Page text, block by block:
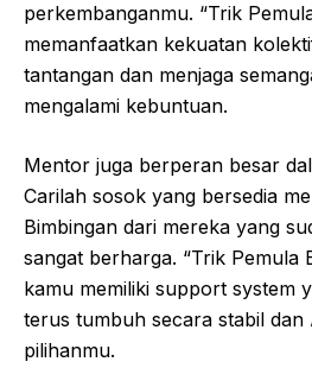
perkembanganmu. “Trik
memanfaatkan kekuatan
tantangan dan menjaga
mengalami kebuntuan.
Mentor juga berperan besar
Carilah sosok yang bersedia
Bimbingan dari mereka yang
sangat berharga. “Trik Pemula
kamu memiliki support system
terus tumbuh secara stabil dan
pilihanmu.